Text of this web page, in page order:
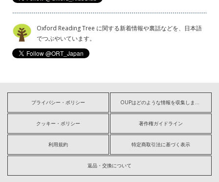
Oxford Reading Tree に関する新着情報や裏話などを、日本語
でつぶやいています。
プライバシー・ポリシー
クッキー・ポリシー 著作権ガイドライン
利用規約 特定商取引法に基づく表示
返品・交換について